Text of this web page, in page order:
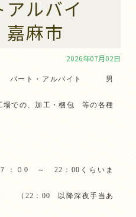
ルバイ
嘉麻市
2026年07月02日
パート・アルバイト 男
、加工・梱包 等の各種
0 ～ 22：00くらいま
：00 以降深夜手当あ